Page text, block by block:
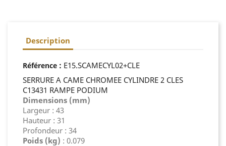
Description
Référence : E15.SCAMECYL02+CLE
SERRURE A CAME CHROMEE CYLINDRE 2 CLES
C13431 RAMPE PODIUM
Dimensions (mm)
Largeur : 43
Hauteur : 31
Profondeur : 34
Poids (kg) : 0.079